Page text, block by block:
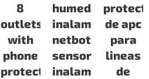
8
outlets
with
phone
protection
humedad
inalambrico
netbotz
sensor
inalambrico
de apc
para
lineas
de